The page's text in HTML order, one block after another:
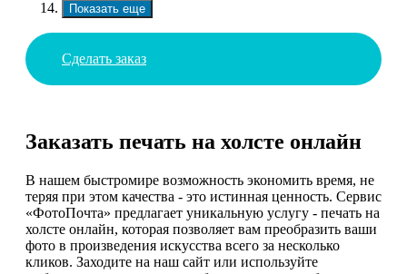
Показать еще
Сделать заказ
Заказать печать на холсте онлайн
В нашем быстромире возможность экономить время, не
теряя при этом качества - это истинная ценность. Сервис
«ФотоПочта» предлагает уникальную услугу - печать на
холсте онлайн, которая позволяет вам преобразить ваши
фото в произведения искусства всего за несколько
кликов. Заходите на наш сайт или используйте